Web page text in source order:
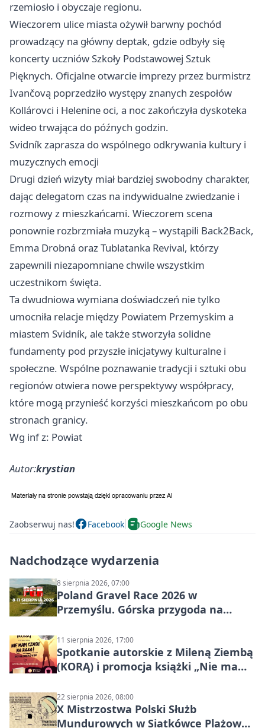
rzemiosło i obyczaje regionu.
Wieczorem ulice miasta ożywił barwny pochód
prowadzący na główny deptak, gdzie odbyły się
koncerty uczniów Szkoły Podstawowej Sztuk
Pięknych. Oficjalne otwarcie imprezy przez burmistrz
Ivančovą poprzedziło występy znanych zespołów
Kollárovci i Helenine oci, a noc zakończyła dyskoteka
wideo trwająca do późnych godzin.
Svidník zaprasza do wspólnego odkrywania kultury i
muzycznych emocji
Drugi dzień wizyty miał bardziej swobodny charakter,
dając delegatom czas na indywidualne zwiedzanie i
rozmowy z mieszkańcami. Wieczorem scena
ponownie rozbrzmiała muzyką – wystąpili Back2Back,
Emma Drobná oraz Tublatanka Revival, którzy
zapewnili niezapomniane chwile wszystkim
uczestnikom święta.
Ta dwudniowa wymiana doświadczeń nie tylko
umocniła relacje między Powiatem Przemyskim a
miastem Svidník, ale także stworzyła solidne
fundamenty pod przyszłe inicjatywy kulturalne i
społeczne. Wspólne poznawanie tradycji i sztuki obu
regionów otwiera nowe perspektywy współpracy,
które mogą przynieść korzyści mieszkańcom po obu
stronach granicy.
Wg inf z: Powiat
Autor:krystian
Zaobserwuj nas! Facebook Google News
Nadchodzące wydarzenia
8 sierpnia 2026, 07:00
Poland Gravel Race 2026 w
Przemyślu. Górska przygoda na
11 sierpnia 2026, 17:00
Spotkanie autorskie z Mileną Ziembą
(KORĄ) i promocja książki „Nie mam
22 sierpnia 2026, 08:00
X Mistrzostwa Polski Służb
Mundurowych w Siatkówce Plażowej